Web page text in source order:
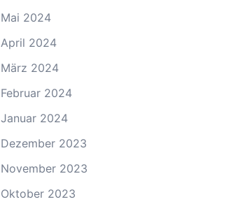
Mai 2024
April 2024
März 2024
Februar 2024
Januar 2024
Dezember 2023
November 2023
Oktober 2023